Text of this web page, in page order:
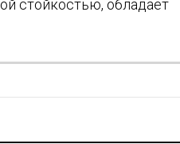
стойкостью, обладает